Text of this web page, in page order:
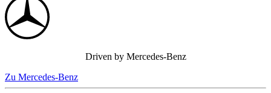
Driven by Mercedes-Benz
Zu Mercedes-Benz